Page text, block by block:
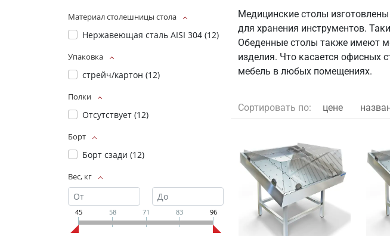
Материал столешницы стола
Нержавеющая сталь AISI 304 (12)
Упаковка
стрейч/картон (12)
Полки
Отсутствует (12)
Борт
Борт сзади (12)
Вес, кг
45 58 71 83 96
Медицинские столы
для хранения инструментов.
Обеденные столы также имеют
изделия. Что касается офисных
мебель в любых помещениях.
Сортировать по: цене